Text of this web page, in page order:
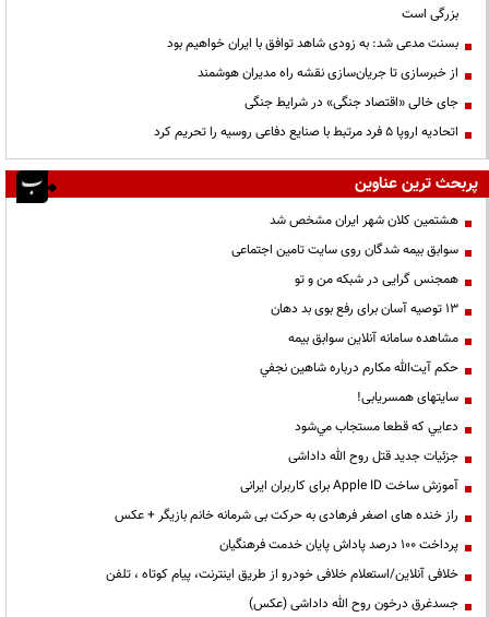
بزرگی است
بسنت مدعی شد: به زودی شاهد توافق با ایران خواهیم بود
از خبرسازی تا جریان‌سازی نقشه راه مدیران هوشمند
جای خالی «اقتصاد جنگی» در شرایط جنگی
اتحادیه اروپا ۵ فرد مرتبط با صنایع دفاعی روسیه را تحریم کرد
پربحث ترین عناوین
هشتمین کلان شهر ایران مشخص شد
سوابق بیمه شدگان روی سایت تامین اجتماعی
همجنس گرایی در شبکه من و تو
13 توصیه آسان برای رفع بوی بد دهان
مشاهده سامانه آنلاين سوابق بیمه
حكم آيت‌الله مكارم درباره شاهين نجفي
سایتهای همسریابی!
دعايي كه قطعا مستجاب مي‌شود
جزئیات جدید قتل روح الله داداشی
آموزش ساخت Apple ID برای کاربران ایرانی
راز خنده های اصغر فرهادی به حرکت بی شرمانه خانم بازیگر + عکس
پرداخت ۱۰۰ درصد پاداش پایان خدمت فرهنگیان
خلافی آنلاین/استعلام خلافی خودرو از طریق اینترنت، پیام کوتاه ، تلفن
جسدغرق درخون روح الله داداشی (عکس)